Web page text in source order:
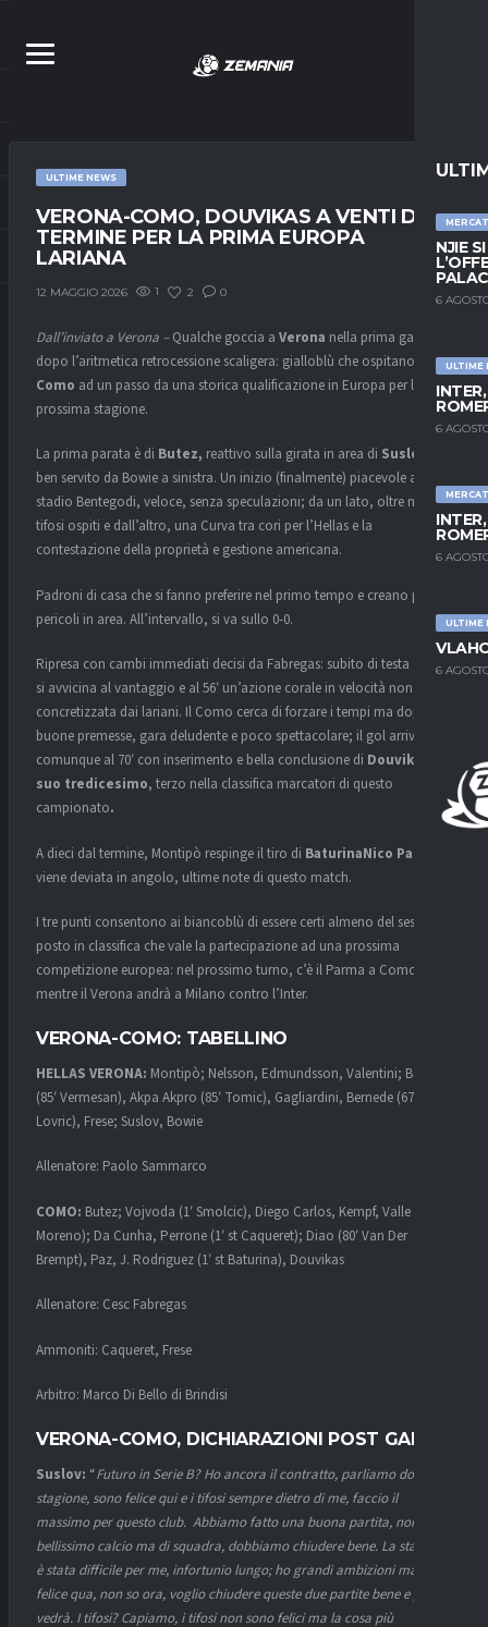
NJIE
6
ULTIME
6
6
ULTIME
6
ULTIME NEWS
VERONA-COMO, DOUVIKAS A VENTI DAL
TERMINE PER LA PRIMA EUROPA
LARIANA
12 MAGGIO 2026 1 2 0
Dall’inviato a Verona –Qualche goccia a Verona nella prima gara
dopo l’aritmetica retrocessione scaligera: gialloblù che ospitano il
Como ad un passo da una storica qualificazione in Europa per la
prossima stagione.
La prima parata è di Butez, reattivo sulla girata in area di Suslov,
ben servito da Bowie a sinistra. Un inizio (finalmente) piacevole allora
stadio Bentegodi, veloce, senza speculazioni; da un lato, oltre mille
tifosi ospiti e dall’altro, una Curva tra cori per l’Hellas e la
contestazione della proprietà e gestione americana.
Padroni di casa che si fanno preferire nel primo tempo e creano più
pericoli in area. All’intervallo, si va sullo 0-0.
Ripresa con cambi immediati decisi da Fabregas: subito di testa
Diao
si avvicina al vantaggio e al 56′ un’azione corale in velocità non viene
concretizzata dai lariani. Il Como cerca di forzare i tempi ma dopo le
buone premesse, gara deludente e poco spettacolare; il gol arriva
comunque al 70′ con inserimento e bella conclusione di Douvikas, il
suo tredicesimo, terzo nella classifica marcatori di questo
campionato.
A dieci dal termine, Montipò respinge il tiro di BaturinaNico Paz
viene deviata in angolo, ultime note di questo match.
I tre punti consentono ai biancoblù di essere certi almeno del sesto
posto in classifica che vale la partecipazione ad una prossima
competizione europea: nel prossimo turno, c’è il Parma a Como
mentre il Verona andrà a Milano contro l’Inter.
VERONA-COMO: TABELLINO
HELLAS VERONA: Montipò; Nelsson, Edmundsson, Valentini; Belghali
(85′ Vermesan), Akpa Akpro (85′ Tomic), Gagliardini, Bernede (67′
Lovric), Frese; Suslov, Bowie
Allenatore: Paolo Sammarco
COMO: Butez; Vojvoda (1′ Smolcic), Diego Carlos, Kempf, Valle (36′
Moreno); Da Cunha, Perrone (1′ st Caqueret); Diao (80′ Van Der
Brempt), Paz, J. Rodriguez (1′ st Baturina), Douvikas
Allenatore: Cesc Fabregas
Ammoniti: Caqueret, Frese
Arbitro: Marco Di Bello di Brindisi
VERONA-COMO, DICHIARAZIONI POST GARA
Suslov: “Futuro in Serie B? Ho ancora il contratto, parliamo dopo la
stagione, sono felice qui e i tifosi sempre dietro di me, faccio il
massimo per questo club. Abbiamo fatto una buona partita, non
bellissimo calcio ma di squadra, dobbiamo chiudere bene. La stagione
è stata difficile per me, infortunio lungo; ho grandi ambizioni ma sono
felice qua, non so ora, voglio chiudere queste due partite bene e poi si
vedrà. I tifosi? Capiamo, i tifosi non sono felici ma la cosa più